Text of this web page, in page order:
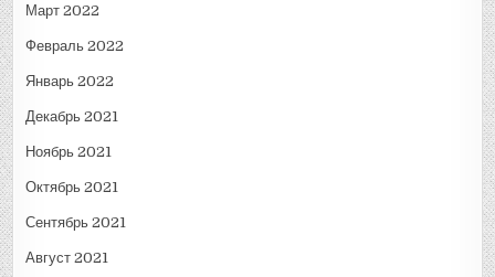
Март 2022
Февраль 2022
Январь 2022
Декабрь 2021
Ноябрь 2021
Октябрь 2021
Сентябрь 2021
Август 2021